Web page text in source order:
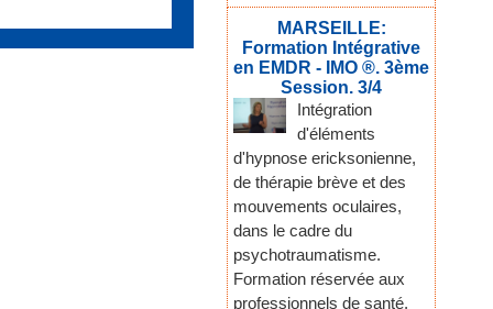
MARSEILLE:
Formation Intégrative
en EMDR - IMO ®. 3ème
Session. 3/4
Intégration
d'éléments
d'hypnose ericksonienne,
de thérapie brève et des
mouvements oculaires,
dans le cadre du
psychotraumatisme.
Formation réservée aux
professionnels de santé,